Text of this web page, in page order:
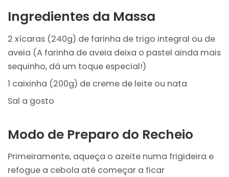
Ingredientes da Massa
2 xícaras (240g) de farinha de trigo integral ou de
aveia (A farinha de aveia deixa o pastel ainda mais
sequinho, dá um toque especial!)
1 caixinha (200g) de creme de leite ou nata
Sal a gosto
Modo de Preparo do Recheio
Primeiramente, aqueça o azeite numa frigideira e
refogue a cebola até começar a ficar